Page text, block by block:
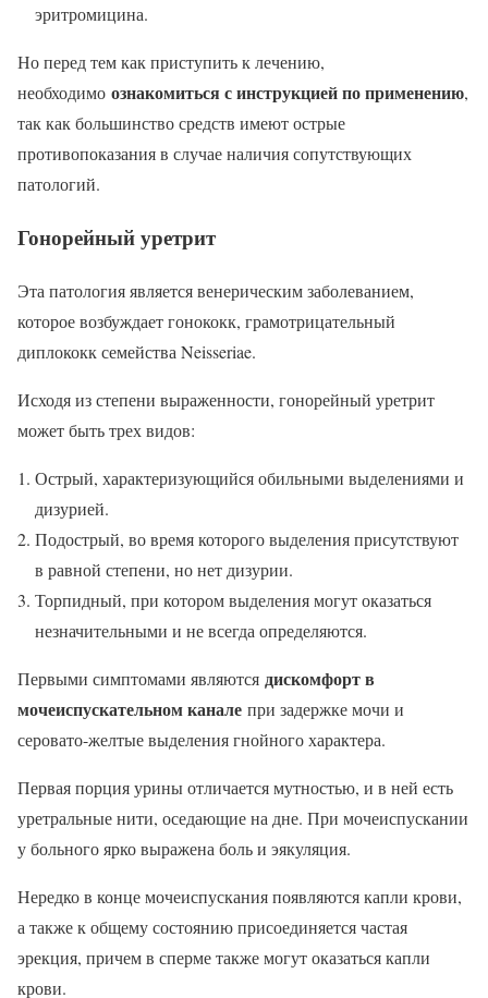
эритромицина.
Но перед тем как приступить к лечению,
необходимо ознакомиться с инструкцией по применению,
так как большинство средств имеют острые
противопоказания в случае наличия сопутствующих
патологий.
Гонорейный уретрит
Эта патология является венерическим заболеванием,
которое возбуждает гонококк, грамотрицательный
диплококк семейства Neisseriae.
Исходя из степени выраженности, гонорейный уретрит
может быть трех видов:
Острый, характеризующийся обильными выделениями и
дизурией.
Подострый, во время которого выделения присутствуют
в равной степени, но нет дизурии.
Торпидный, при котором выделения могут оказаться
незначительными и не всегда определяются.
Первыми симптомами являются дискомфорт в
мочеиспускательном канале при задержке мочи и
серовато-желтые выделения гнойного характера.
Первая порция урины отличается мутностью, и в ней есть
уретральные нити, оседающие на дне. При мочеиспускании
у больного ярко выражена боль и эякуляция.
Нередко в конце мочеиспускания появляются капли крови,
а также к общему состоянию присоединяется частая
эрекция, причем в сперме также могут оказаться капли
крови.